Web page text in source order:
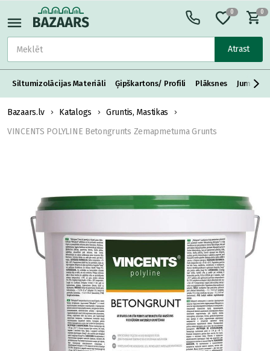
Atrast
0 0
Siltumizolācijas Materiāli Ģipškartons/ Profili Plāksnes Jumta
Bazaars.lv Katalogs
Gruntis, Mastikas
VINCENTS POLYLINE Betongrunts Zemapmetuma Grunts